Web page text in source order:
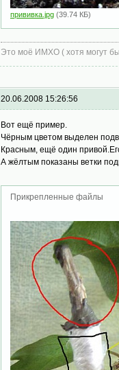
прививка.jpg (39.74 КБ)
Это моё ИМХО ( хотя могут
20.06.2008 15:26:56
Вот ещё пример.
Чёрным цветом выделен
Красным, ещё один
А жёлтым показаны ветки
Прикрепленные файлы